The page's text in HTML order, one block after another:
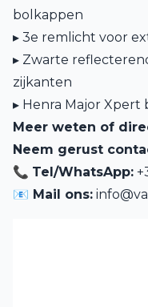
bolkappen
▸ 3e remlicht voor
▸ Zwarte
zijkanten
▸ Henra Major Xpert
Meer weten of
Neem gerust
📞 Tel/WhatsApp:
📧 Mail ons: